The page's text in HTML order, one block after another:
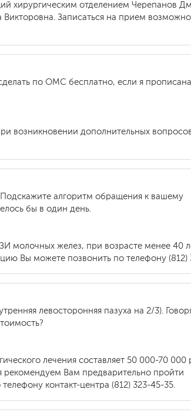
хирургическим отделением Черепанов
Записаться на прием
по ОМС бесплатно, если я
возникновении дополнительных
алгоритм обращения к вашему
бы в один день.
молочных желез, при возрасте менее 40
Вы можете позвонить по телефону (812)
левосторонняя пазуха на 2/3).
лечения составляет 50 000-70 000
рекомендуем Вам предварительно пройти
контакт-центра (812) 323-45-35.